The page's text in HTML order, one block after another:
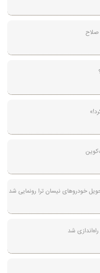
صلاح
خودرو‌های نیسان ترا رونمایی شد
شد